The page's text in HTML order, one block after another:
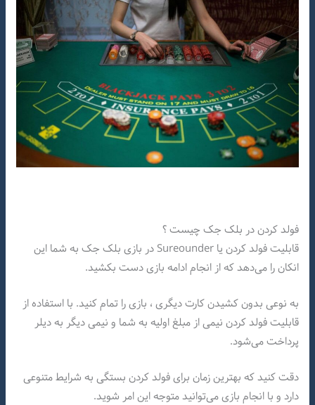
فولد کردن در بلک جک چیست ؟
قابلیت فولد کردن یا Sureounder در بازی بلک جک به شما این
انکان را می‌دهد که از انجام ادامه بازی دست بکشید.
به نوعی بدون کشیدن کارت دیگری ، بازی را تمام کنید. با استفاده از
قابلیت فولد کردن نیمی از مبلغ اولیه به شما و نیمی دیگر به دیلر
پرداخت می‌شود.
دقت کنید که بهترین زمان برای فولد کردن بستگی به شرایط متنوعی
دارد و با انجام بازی می‌توانید متوجه این امر شوید.